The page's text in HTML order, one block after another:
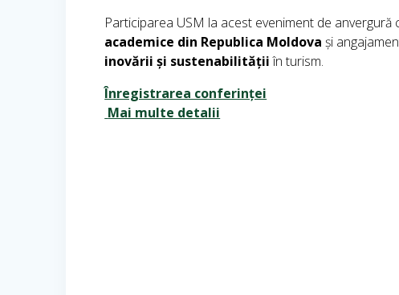
Participarea USM la acest eveniment de
academice din Republica Moldova și
inovării și sustenabilitățiiîn turism.
Înregistrarea conferinței
Mai multe detalii